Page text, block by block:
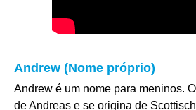
Andrew (Nome próprio)
Andrew é um nome para meninos.
de Andreas e se origina de